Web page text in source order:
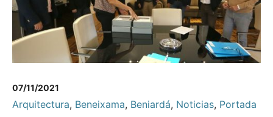
07/11/2021
Arquitectura, Beneixama, Beniardá, Noticias, Portada